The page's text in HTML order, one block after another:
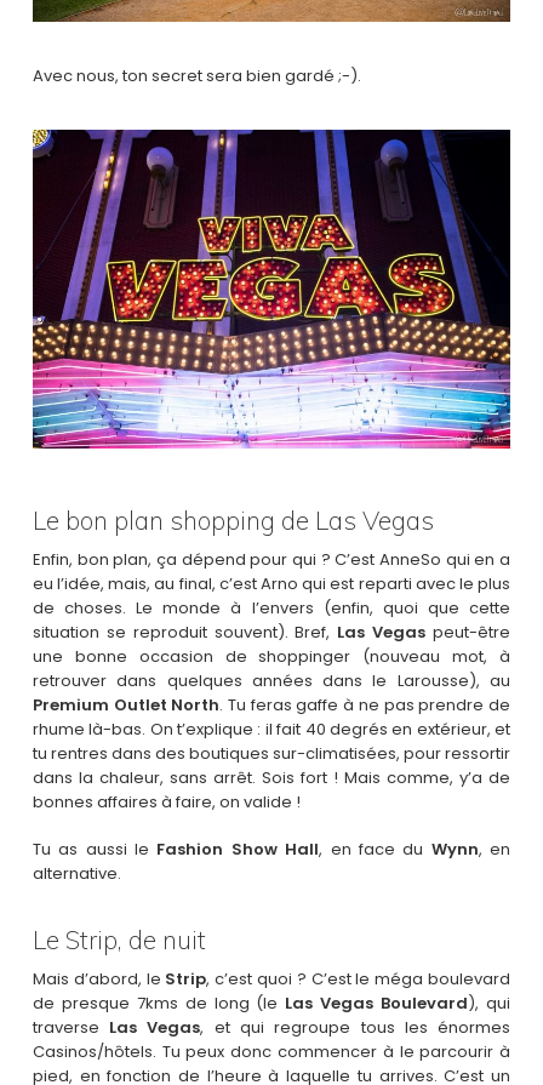
Avec nous, ton secret sera bien gardé ;-).
Le bon plan shopping de Las Vegas
Enfin, bon plan, ça dépend pour qui ? C’est AnneSo qui en a
eu l’idée, mais, au final, c’est Arno qui est reparti avec le plus
de choses. Le monde à l’envers (enfin, quoi que cette
situation se reproduit souvent). Bref, Las Vegas peut-être
une bonne occasion de shoppinger (nouveau mot, à
retrouver dans quelques années dans le Larousse), au
Premium Outlet North. Tu feras gaffe à ne pas prendre de
rhume là-bas. On t’explique : il fait 40 degrés en extérieur, et
tu rentres dans des boutiques sur-climatisées, pour ressortir
dans la chaleur, sans arrêt. Sois fort ! Mais comme, y’a de
bonnes affaires à faire, on valide !
Tu as aussi le Fashion Show Hall, en face du Wynn, en
alternative.
Le Strip, de nuit
Mais d’abord, le Strip, c’est quoi ? C’est le méga boulevard
de presque 7kms de long (le Las Vegas Boulevard), qui
traverse Las Vegas, et qui regroupe tous les énormes
Casinos/hôtels. Tu peux donc commencer à le parcourir à
pied, en fonction de l’heure à laquelle tu arrives. C’est un